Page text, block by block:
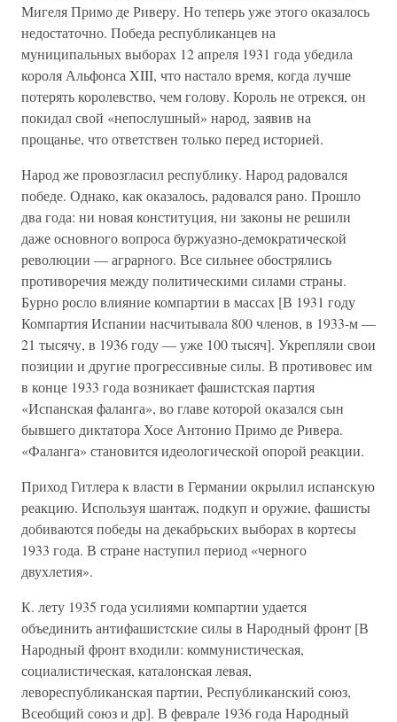
Мигеля Примо де Риверу. Но теперь уже этого оказалось
недостаточно. Победа республиканцев на
муниципальных выборах 12 апреля 1931 года убедила
короля Альфонса XIII, что настало время, когда лучше
потерять королевство, чем голову. Король не отрекся, он
покидал свой «непослушный» народ, заявив на
прощанье, что ответствен только перед историей.
Народ же провозгласил республику. Народ радовался
победе. Однако, как оказалось, радовался рано. Прошло
два года: ни новая конституция, ни законы не решили
даже основного вопроса буржуазно-демократической
революции — аграрного. Все сильнее обострялись
противоречия между политическими силами страны.
Бурно росло влияние компартии в массах [В 1931 году
Компартия Испании насчитывала 800 членов, в 1933-м —
21 тысячу, в 1936 году — уже 100 тысяч]. Укрепляли свои
позиции и другие прогрессивные силы. В противовес им
в конце 1933 года возникает фашистская партия
«Испанская фаланга», во главе которой оказался сын
бывшего диктатора Хосе Антонио Примо де Ривера.
«Фаланга» становится идеологической опорой реакции.
Приход Гитлера к власти в Германии окрылил испанскую
реакцию. Используя шантаж, подкуп и оружие, фашисты
добиваются победы на декабрьских выборах в кортесы
1933 года. В стране наступил период «черного
двухлетия».
К. лету 1935 года усилиями компартии удается
объединить антифашистские силы в Народный фронт [В
Народный фронт входили: коммунистическая,
социалистическая, каталонская левая,
левореспубликанская партии, Республиканский союз,
Всеобщий союз и др]. В феврале 1936 года Народный